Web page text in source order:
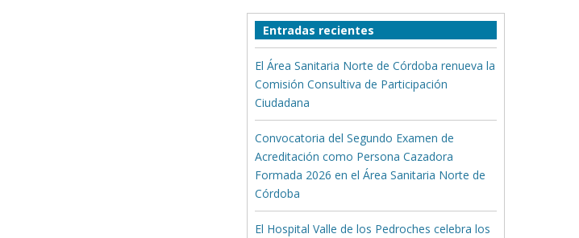
Entradas recientes
El Área Sanitaria Norte de Córdoba renueva la
Comisión Consultiva de Participación
Ciudadana
Convocatoria del Segundo Examen de
Acreditación como Persona Cazadora
Formada 2026 en el Área Sanitaria Norte de
Córdoba
El Hospital Valle de los Pedroches celebra los